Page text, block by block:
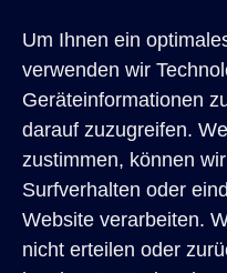
Um Ihnen ein
verwenden wir
Geräteinformationen
darauf zuzugreifen.
zustimmen, können
Surfverhalten oder
Website verarbeiten.
nicht erteilen oder
Restaurierung
Referenzen
Architekten
Privatkunden
Über uns
Karriere